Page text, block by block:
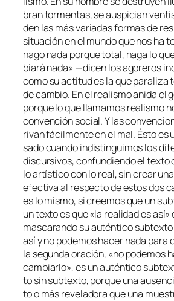
bran tor­men­tas, se aus­pi­cian
den las más va­ria­das for­mas de
si­tua­ción en el mun­do que nos ha
ha­go na­da por­que to­tal, ha­ga lo
bia­rá na­da» —di­cen los ago­re­ros
co­mo su ac­ti­tud es la que pa­ra­li­za
de cam­bio. En el rea­lis­mo ani­da el
por­que lo que lla­ma­mos rea­lis­mo
con­ven­ción so­cial. Y las
ri­van fá­cil­men­te en el mal. Ésto
sa­do cuan­do in­dis­tin­gui­mos los
dis­cur­si­vos, con­fun­dien­do el tex­to
lo ar­tís­ti­co con lo real, sin crear
efec­ti­va al res­pec­to de es­tos dos
es lo mis­mo, si cree­mos que un
un tex­to es que «la reali­dad es
mas­ca­ran­do su au­tén­ti­co sub­tex­to
así y no po­de­mos ha­cer na­da pa­ra
la se­gun­da ora­ción, «no po­de­mos
cam­biar­lo», es un au­tén­ti­co
to sin sub­tex­to, por­que una
to o más re­ve­la­do­ra que una